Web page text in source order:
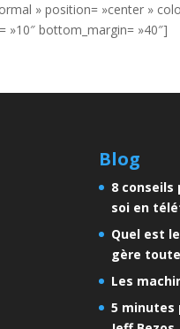
» position= »center »
»10″ bottom_margin= »40″]
Blog
8
soi en
Quel est
gère
Les
5 minutes